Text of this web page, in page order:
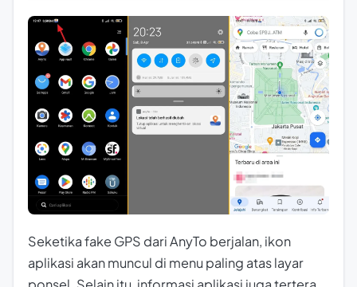
Seketika fake GPS dari AnyTo berjalan, ikon
aplikasi akan muncul di menu paling atas layar